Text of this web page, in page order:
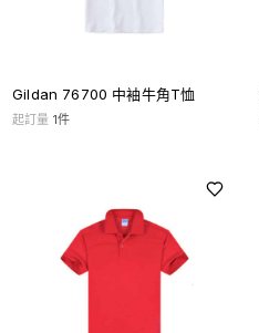
Gildan 76700 中袖牛角T恤
起訂量 1件